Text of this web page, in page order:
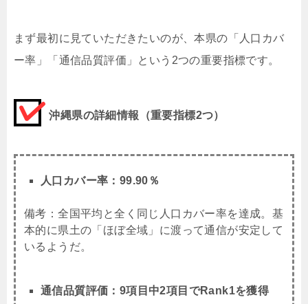
まず最初に見ていただきたいのが、本県の「人口カバ
ー率」「通信品質評価」という2つの重要指標です。
沖縄県の詳細情報（重要指標2つ）
人口カバー率：99.90％
備考：全国平均と全く同じ人口カバー率を達成。基
本的に県土の「ほぼ全域」に渡って通信が安定して
いるようだ。
通信品質評価：9項目中2項目でRank1を獲得